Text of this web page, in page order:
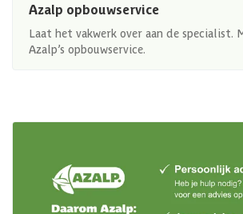
Azalp opbouwservice
Laat het vakwerk over aan de specialist.
Azalp’s opbouwservice.